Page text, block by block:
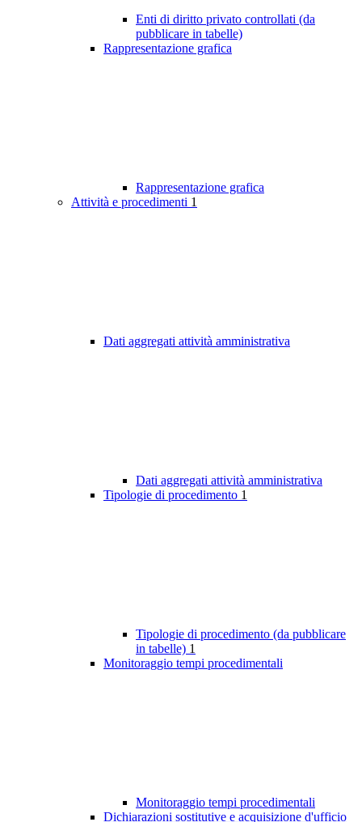
Enti di diritto privato controllati (da
pubblicare in tabelle)
Rappresentazione grafica
Rappresentazione grafica
Attività e procedimenti 1
Dati aggregati attività amministrativa
Dati aggregati attività amministrativa
Tipologie di procedimento 1
Tipologie di procedimento (da pubblicare
in tabelle) 1
Monitoraggio tempi procedimentali
Monitoraggio tempi procedimentali
Dichiarazioni sostitutive e acquisizione d'ufficio